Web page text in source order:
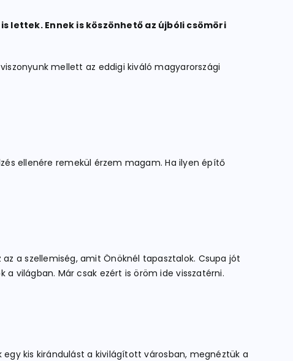
lettek. Ennek is köszönhető az újbóli csömöri
mellett az eddigi kiváló magyarországi
ellenére remekül érzem magam. Ha ilyen építő
a szellemiség, amit Önöknél tapasztalok. Csupa jót
világban. Már csak ezért is öröm ide visszatérni.
kis kirándulást a kivilágított városban, megnéztük a